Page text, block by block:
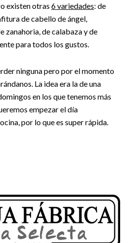
existen otras 6 variedades: de
de cabello de ángel,
zanahoria, de calabaza y de
para todos los gustos.
ninguna pero por el momento
La idea era la de una
en los que tenemos más
empezar el día
por lo que es super rápida.